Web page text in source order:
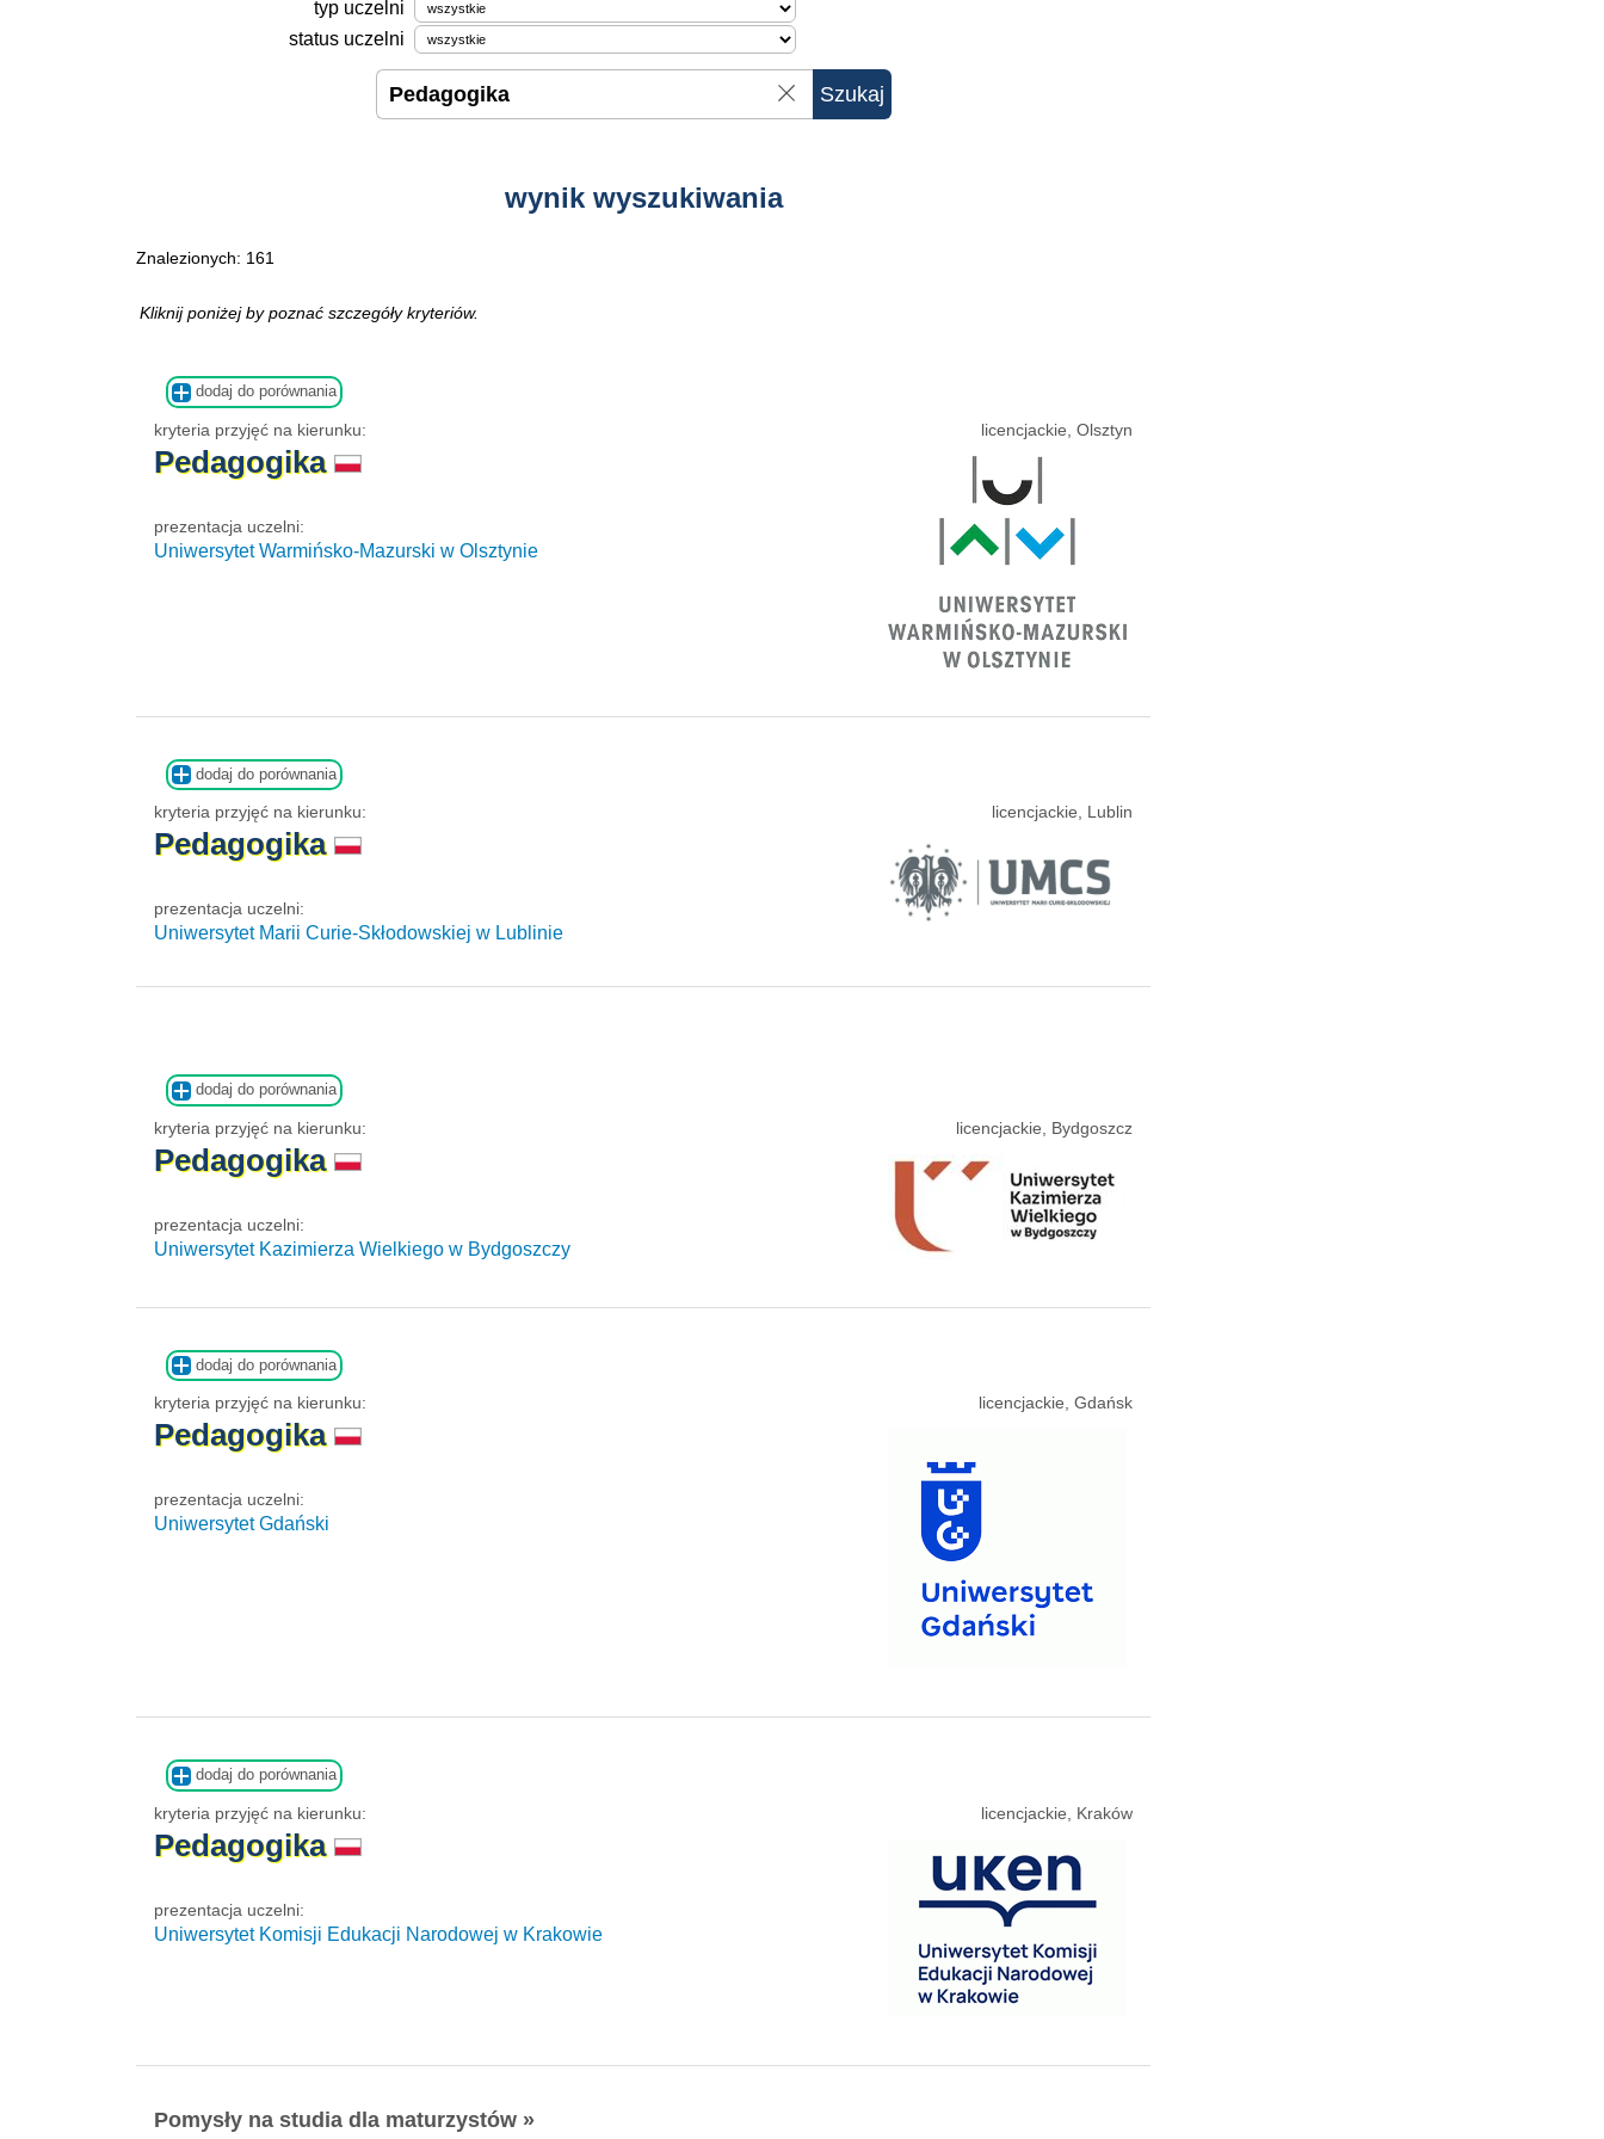
typ uczelni
status uczelni
wynik wyszukiwania
Znalezionych: 161
Kliknij poniżej by poznać szczegóły kryteriów.
dodaj do porównania
licencjackie, Olsztyn
kryteria przyjęć na kierunku:
Pedagogika
prezentacja uczelni:
Uniwersytet Warmińsko-Mazurski w Olsztynie
dodaj do porównania
licencjackie, Lublin
kryteria przyjęć na kierunku:
Pedagogika
prezentacja uczelni:
Uniwersytet Marii Curie-Skłodowskiej w Lublinie
dodaj do porównania
licencjackie, Bydgoszcz
kryteria przyjęć na kierunku:
Pedagogika
prezentacja uczelni:
Uniwersytet Kazimierza Wielkiego w Bydgoszczy
dodaj do porównania
licencjackie, Gdańsk
kryteria przyjęć na kierunku:
Pedagogika
prezentacja uczelni:
Uniwersytet Gdański
dodaj do porównania
licencjackie, Kraków
kryteria przyjęć na kierunku:
Pedagogika
prezentacja uczelni:
Uniwersytet Komisji Edukacji Narodowej w Krakowie
Pomysły na studia dla maturzystów »